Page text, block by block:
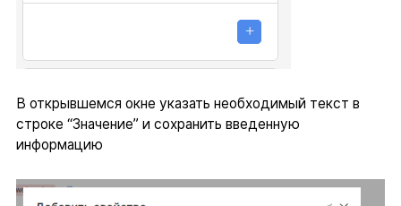
В открывшемся окне указать необходимый текст в
строке “Значение” и сохранить введенную
информацию